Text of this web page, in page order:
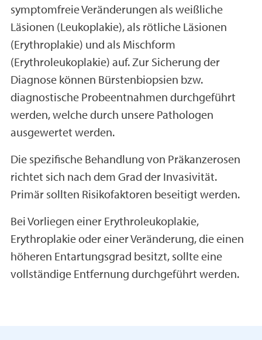
symptomfreie Veränderungen als weißliche
Läsionen (Leukoplakie), als rötliche Läsionen
(Erythroplakie) und als Mischform
(Erythroleukoplakie) auf. Zur Sicherung der
Diagnose können Bürstenbiopsien bzw.
diagnostische Probeentnahmen durchgeführt
werden, welche durch unsere Pathologen
ausgewertet werden.
Die spezifische Behandlung von Präkanzerosen
richtet sich nach dem Grad der Invasivität.
Primär sollten Risikofaktoren beseitigt werden.
Bei Vorliegen einer Erythroleukoplakie,
Erythroplakie oder einer Veränderung, die einen
höheren Entartungsgrad besitzt, sollte eine
vollständige Entfernung durchgeführt werden.